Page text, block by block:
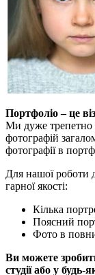
Портфоліо – це
Ми дуже трепетно
фотографій
фотографії в
Для нашої роботи
гарної якості:
Кілька
Поясний
Фото в
Ви можете
студії або у